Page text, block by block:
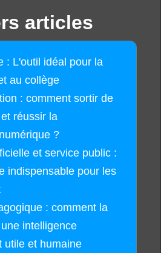
articles
: L'outil idéal pour la
au collège
: comment sortir de
réussir la
?
et service public :
indispensable pour les
: comment la
intelligence
utile et humaine